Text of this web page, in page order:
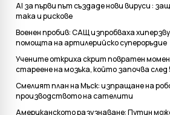
AI за първи път създадe нови вируси :
така и рискове
Военен пробив: САЩ изпробваха
помощта на артилерийско супероръдие
Учените откриха скрит повратен
стареене на мозъка, който започва
Смелият план на Мъск: изпращане на
производството на сателити
Американското разузнаване: Путин